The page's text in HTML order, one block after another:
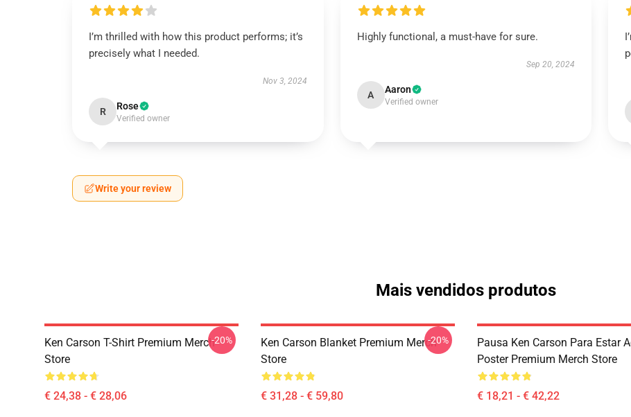
I’m thrilled with how this product performs; it’s
precisely what I needed.
Nov 3, 2024
R Rose
Verified owner
Highly functional, a must-have for sure.
Sep 20, 2024
A Aaron
Verified owner
Write your review
Mais vendidos produtos
Ken Carson T-Shirt Premium Merch
Store
€ 24,38 - € 28,06
-20%
Ken Carson Blanket Premium Merch
Store
€ 31,28 - € 59,80
-20%
Pausa Ken Carson Para Estar
Poster Premium Merch Store
€ 18,21 - € 42,22